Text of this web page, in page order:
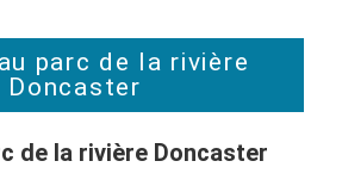
parc de la rivière
Doncaster
de la rivière Doncaster